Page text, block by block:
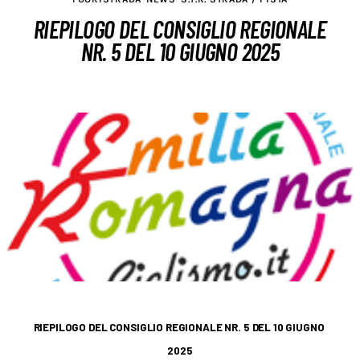
Formazione
Download
Gallery
Contatti
RIEPILOGO DEL CONSIGLIO REGIONALE
NR. 5 DEL 10 GIUGNO 2025
RIEPILOGO DEL CONSIGLIO REGIONALE NR. 5 DEL 10 GIUGNO
2025